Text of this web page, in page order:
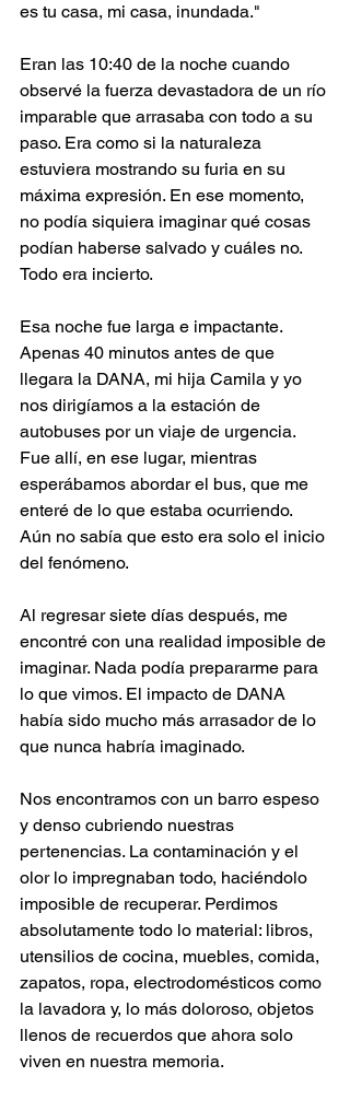
es tu casa, mi casa, inundada."
Eran las 10:40 de la noche cuando
observé la fuerza devastadora de un río
imparable que arrasaba con todo a su
paso. Era como si la naturaleza
estuviera mostrando su furia en su
máxima expresión. En ese momento,
no podía siquiera imaginar qué cosas
podían haberse salvado y cuáles no.
Todo era incierto.
Esa noche fue larga e impactante.
Apenas 40 minutos antes de que
llegara la DANA, mi hija Camila y yo
nos dirigíamos a la estación de
autobuses por un viaje de urgencia.
Fue allí, en ese lugar, mientras
esperábamos abordar el bus, que me
enteré de lo que estaba ocurriendo.
Aún no sabía que esto era solo el inicio
del fenómeno.
Al regresar siete días después, me
encontré con una realidad imposible de
imaginar. Nada podía prepararme para
lo que vimos. El impacto de DANA
había sido mucho más arrasador de lo
que nunca habría imaginado.
Nos encontramos con un barro espeso
y denso cubriendo nuestras
pertenencias. La contaminación y el
olor lo impregnaban todo, haciéndolo
imposible de recuperar. Perdimos
absolutamente todo lo material: libros,
utensilios de cocina, muebles, comida,
zapatos, ropa, electrodomésticos como
la lavadora y, lo más doloroso, objetos
llenos de recuerdos que ahora solo
viven en nuestra memoria.